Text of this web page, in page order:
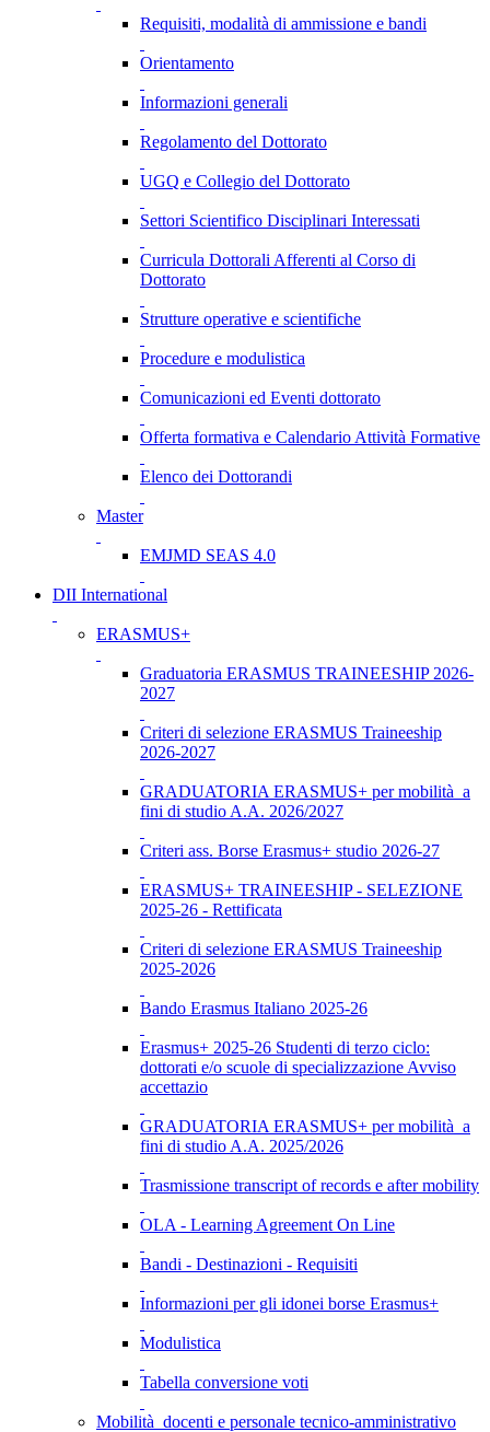
Requisiti, modalità di ammissione e bandi
Orientamento
Informazioni generali
Regolamento del Dottorato
UGQ e Collegio del Dottorato
Settori Scientifico Disciplinari Interessati
Curricula Dottorali Afferenti al Corso di
Dottorato
Strutture operative e scientifiche
Procedure e modulistica
Comunicazioni ed Eventi dottorato
Offerta formativa e Calendario Attività Formative
Elenco dei Dottorandi
Master
EMJMD SEAS 4.0
DII International
ERASMUS+
Graduatoria ERASMUS TRAINEESHIP 2026-
2027
Criteri di selezione ERASMUS Traineeship
2026-2027
GRADUATORIA ERASMUS+ per mobilità a
fini di studio A.A. 2026/2027
Criteri ass. Borse Erasmus+ studio 2026-27
ERASMUS+ TRAINEESHIP - SELEZIONE
2025-26 - Rettificata
Criteri di selezione ERASMUS Traineeship
2025-2026
Bando Erasmus Italiano 2025-26
Erasmus+ 2025-26 Studenti di terzo ciclo:
dottorati e/o scuole di specializzazione Avviso
accettazio
GRADUATORIA ERASMUS+ per mobilità a
fini di studio A.A. 2025/2026
Trasmissione transcript of records e after mobility
OLA - Learning Agreement On Line
Bandi - Destinazioni - Requisiti
Informazioni per gli idonei borse Erasmus+
Modulistica
Tabella conversione voti
Mobilità docenti e personale tecnico-amministrativo